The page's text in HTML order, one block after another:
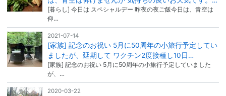
[暮らし] 今日は スペシャルデー 昨夜の夜ご飯今日は、青空は
仰…
2021-07-14
[家族] 記念のお祝い 5月に50周年の小旅行予定してい
ましたが、延期して ワクチン2度接種し10日…
[家族] 記念のお祝い 5月に50周年の小旅行予定していました
が、…
2020-03-22